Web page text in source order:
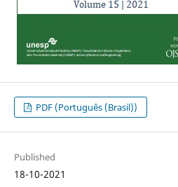
PDF (Português (Brasil))
Published
18-10-2021